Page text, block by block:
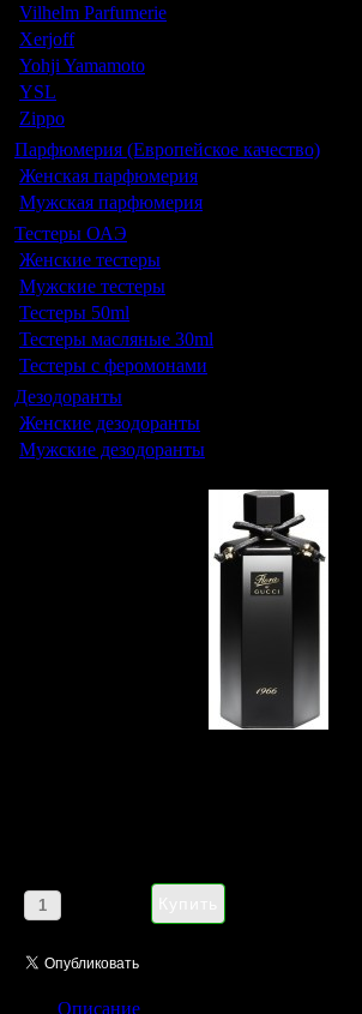
Vilhelm Parfumerie
Xerjoff
Yohji Yamamoto
YSL
Zippo
Парфюмерия (Европейское качество)
Женская парфюмерия
Мужская парфюмерия
Тестеры ОАЭ
Женские тестеры
Мужские тестеры
Тестеры 50ml
Тестеры масляные 30ml
Тестеры с феромонами
Дезодоранты
Женские дезодоранты
Мужские дезодоранты
Описание